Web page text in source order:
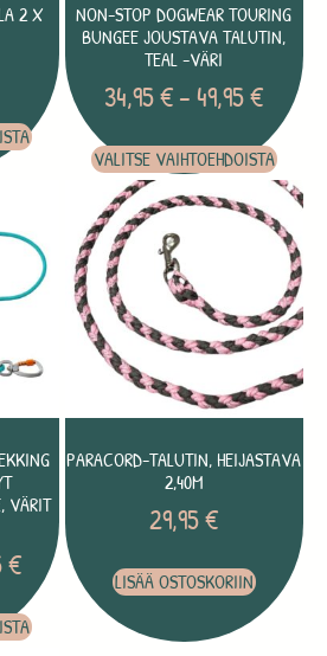
2 X
NON-STOP DOGWEAR TOURING
BUNGEE JOUSTAVA TALUTIN,
TEAL -VÄRI
34,95€– 49,95€
VALITSE VAIHTOEHDOISTA
VÄRIT
€
PARACORD-TALUTIN, HEIJASTAVA
2,40M
29,95€
LISÄÄ OSTOSKORIIN